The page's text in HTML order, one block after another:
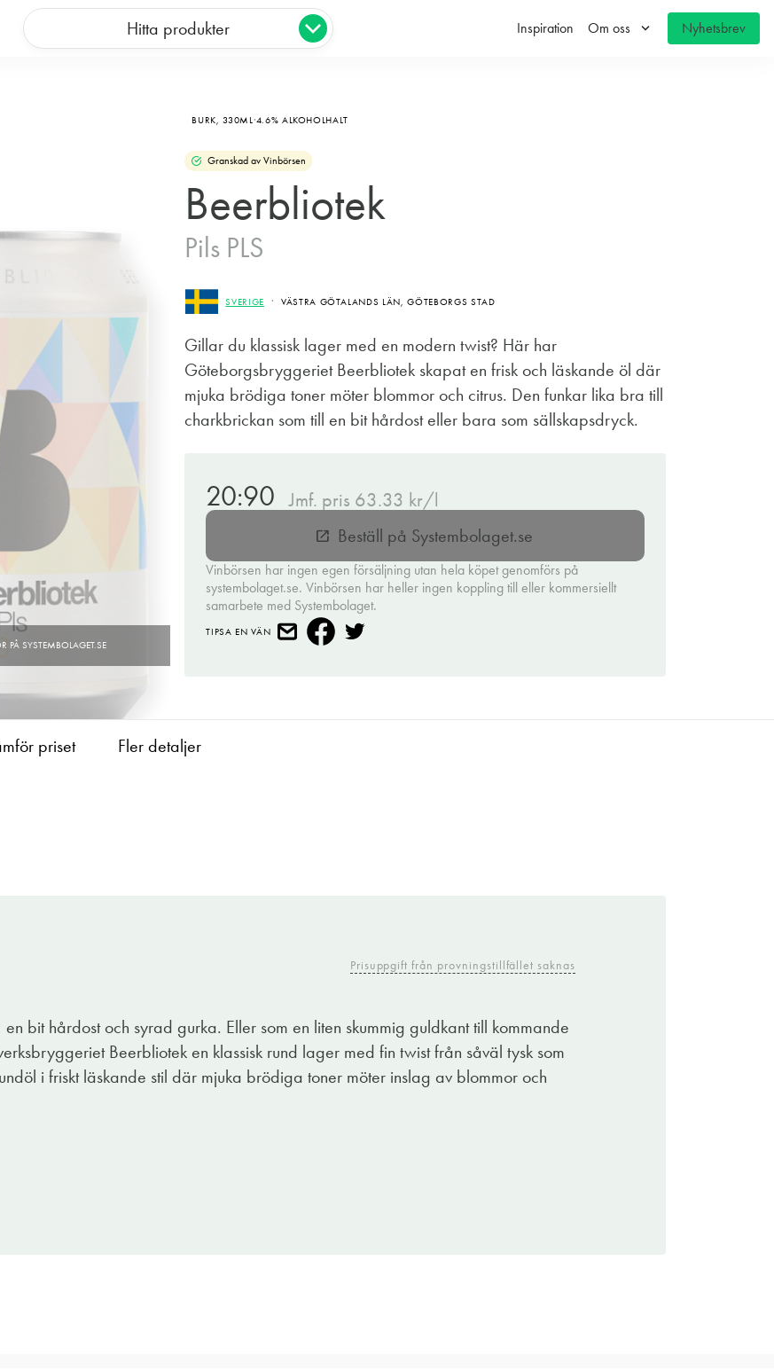
Hitta produkter Inspiration Om oss keyboard_arrow_down Nyhetsbrev
BURK,330ML 4.6% ALKOHOLHALT
Granskad av Vinbörsen
Beerbliotek
Pils PLS
SVERIGE VÄSTRA GÖTALANDS LÄN, GÖTEBORGS STAD
Gillar du klassisk lager med en modern twist? Här har
Göteborgsbryggeriet Beerbliotek skapat en frisk och läskande öl där
mjuka brödiga toner möter blommor och citrus. Den funkar lika bra till
charkbrickan som till en bit hårdost eller bara som sällskapsdryck.
20:90 Jmf. pris 63.33 kr/l
open_in_new Beställ på Systembolaget.se
Vinbörsen har ingen egen försäljning utan hela köpet genomförs på
systembolaget.se. Vinbörsen har heller ingen koppling till eller kommersiellt
samarbete med Systembolaget.
TIPSA EN VÄN
priset Fler detaljer
Prisuppgift från provningstillfället saknas
bit hårdost och syrad gurka. Eller som en liten skummig guldkant till kommande
Beerbliotek en klassisk rund lager med fin twist från såväl tysk som
i friskt läskande stil där mjuka brödiga toner möter inslag av blommor och